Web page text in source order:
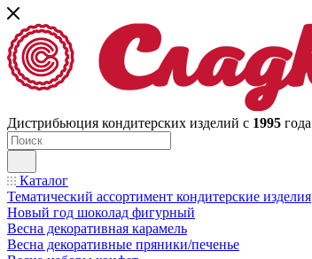
Дистрибьюция кондитерских изделий с 1995 года
Каталог
Тематический ассортимент кондитерские изделия
Новый год шоколад фигурный
Весна декоративная карамель
Весна декоративные пряники/печенье